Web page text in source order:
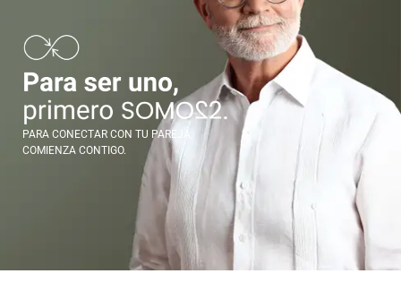
PARA CONECTAR CON TU PAREJA,
COMIENZA CONTIGO.